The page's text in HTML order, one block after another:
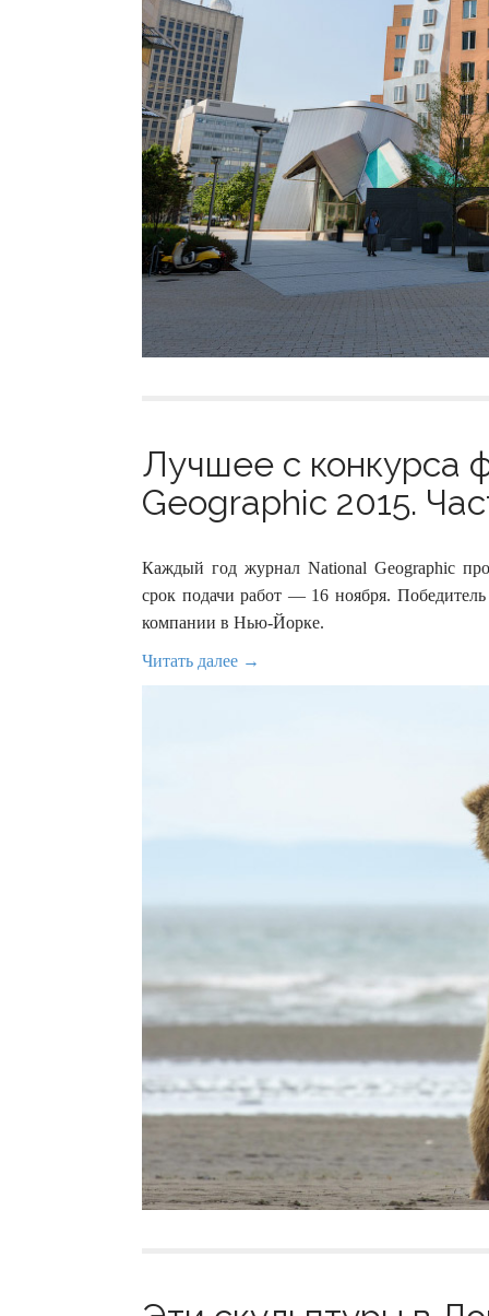
Лучшее с конкурса
Geographic 2015.
Каждый год журнал National Geographic
срок подачи работ — 16 ноября.
компании в Нью-Йорке.
Читать далее →